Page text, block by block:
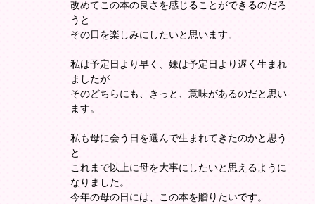
改めてこの本の良さを感じることができるのだろ
うと
その日を楽しみにしたいと思います。
私は予定日より早く、妹は予定日より遅く生まれ
ましたが
そのどちらにも、きっと、意味があるのだと思い
ます。
私も母に会う日を選んで生まれてきたのかと思う
と
これまで以上に母を大事にしたいと思えるように
なりました。
今年の母の日には、この本を贈りたいです。